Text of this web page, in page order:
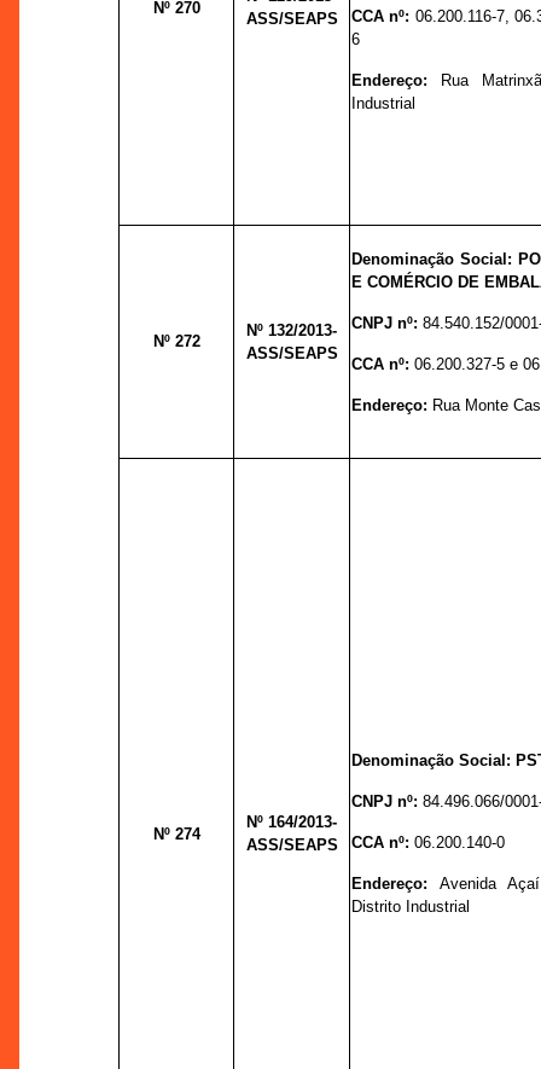
Nº 270
ASS/SEAPS
CCA nº: 06.200.116-7,
6
Endereço:
Rua
Industrial
Nº 272
Nº 132/2013-
ASS/SEAPS
Denominação Social:
E COMÉRCIO DE
CNPJ nº:84.540.152/
CCA nº:06.200.327-5 e
Endereço: Rua Monte
Nº 274
Nº 164/2013-
ASS/SEAPS
Denominação Social:
CNPJ nº:84.496.066/
CCA nº:06.200.140-0
Endereço: Avenida
Distrito Industrial